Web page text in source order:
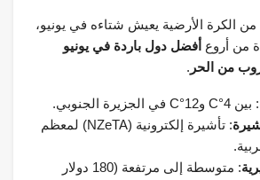
الكرة الأرضية يعيش شتاءه في يونيو،
من أروع أفضل دول باردة في يونيو
.
: بين 4°C و12°C في الجزيرة الجنوبي.
: تأشيرة إلكترونية (NZeTA) لمعظم
: متوسطة إلى مرتفعة (180 دولار